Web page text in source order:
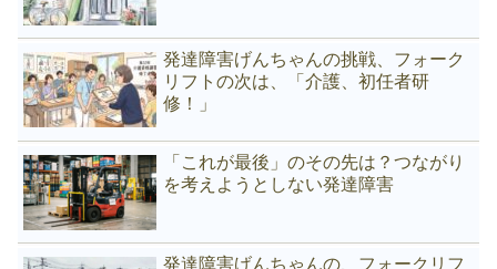
発達障害げんちゃんの挑戦、フォーク
リフトの次は、「介護、初任者研
修！」
「これが最後」のその先は？つながり
を考えようとしない発達障害
発達障害げんちゃんの、フォークリフ